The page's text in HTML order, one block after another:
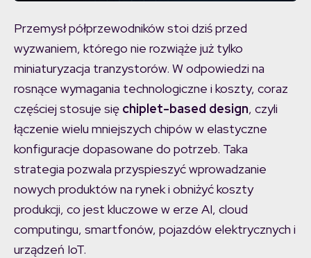
Przemysł półprzewodników stoi dziś przed
wyzwaniem, którego nie rozwiąże już tylko
miniaturyzacja tranzystorów. W odpowiedzi na
rosnące wymagania technologiczne i koszty, coraz
częściej stosuje się chiplet-based design, czyli
łączenie wielu mniejszych chipów w elastyczne
konfiguracje dopasowane do potrzeb. Taka
strategia pozwala przyspieszyć wprowadzanie
nowych produktów na rynek i obniżyć koszty
produkcji, co jest kluczowe w erze AI, cloud
computingu, smartfonów, pojazdów elektrycznych i
urządzeń IoT.